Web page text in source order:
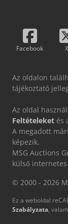
Facebook X
Az oldalon
tájékoztató
Az oldal
Feltételeket és
A megadott
képezik.
MSG Auctions
külső
© 2000 - 2026
Ez a weboldal
Szabályzata,